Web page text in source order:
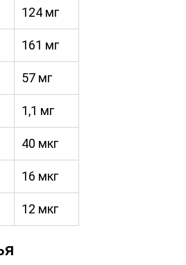
124 мг
161 мг
57 мг
1,1 мг
40 мкг
16 мкг
12 мкг